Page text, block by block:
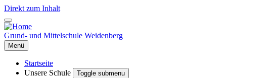
Direkt zum Inhalt
Grund- und Mittelschule Weidenberg
Menü
Startseite
Unsere Schule
Toggle submenu